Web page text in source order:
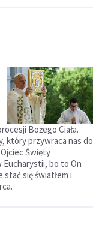
Bożego Ciała.
który przywraca nas do
Święty
Eucharystii, bo to On
stać się światłem i